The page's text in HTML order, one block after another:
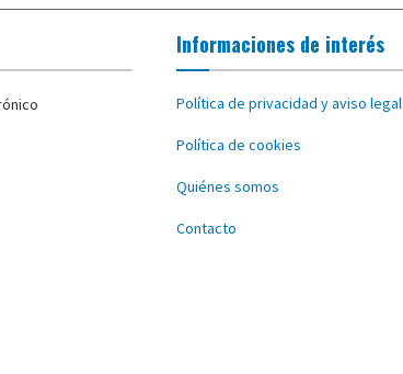
Informaciones de interés
Política de privacidad y aviso legal
Política de cookies
Quiénes somos
Contacto